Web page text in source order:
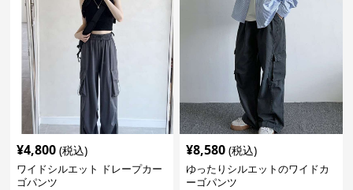
¥4,800 (税込)
ワイドシルエット ドレープカー
ゴパンツ
¥8,580 (税込)
ゆったりシルエットのワイドカ
ーゴパンツ